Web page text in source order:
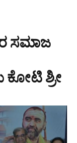
ಸಮಾಜ
ಕೋಟಿ ಶ್ರೀ